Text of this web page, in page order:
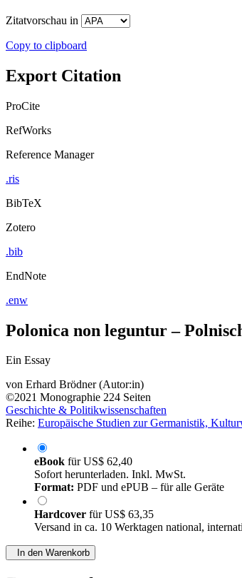
Zitatvorschau in
Copy to clipboard
Export Citation
ProCite
RefWorks
Reference Manager
.ris
BibTeX
Zotero
.bib
EndNote
.enw
Polonica non leguntur –
Ein Essay
von Erhard Brödner (Autor:in)
©2021 Monographie 224 Seiten
Geschichte & Politikwissenschaften
Reihe: Europäische Studien zur Germanistik,
eBook fürUS$ 62,40
Sofort herunterladen. Inkl. MwSt.
Format: PDF und ePUB – für alle Geräte
Hardcover fürUS$ 63,35
Versand in ca. 10 Werktagen national,
In den Warenkorb